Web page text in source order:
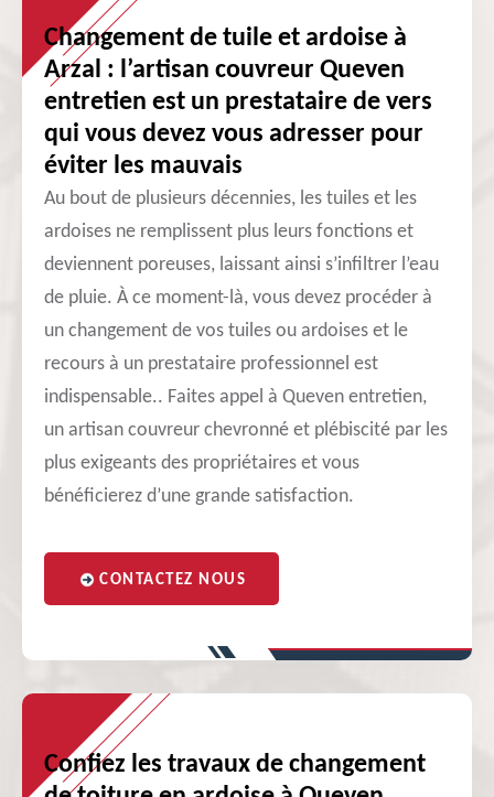
Changement de tuile et ardoise à
Arzal : l’artisan couvreur Queven
entretien est un prestataire de vers
qui vous devez vous adresser pour
éviter les mauvais
Au bout de plusieurs décennies, les tuiles et les
ardoises ne remplissent plus leurs fonctions et
deviennent poreuses, laissant ainsi s’infiltrer l’eau
de pluie. À ce moment-là, vous devez procéder à
un changement de vos tuiles ou ardoises et le
recours à un prestataire professionnel est
indispensable.. Faites appel à Queven entretien,
un artisan couvreur chevronné et plébiscité par les
plus exigeants des propriétaires et vous
bénéficierez d’une grande satisfaction.
CONTACTEZ NOUS
Confiez les travaux de changement